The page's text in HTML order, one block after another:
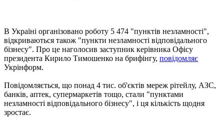
В Україні організовано роботу 5 474 "пунктів незламності",
відкриваються також "пункти незламності відповідального
бізнесу". Про це наголосив заступник керівника Офісу
президента Кирило Тимошенко на брифінгу, повідомляє
Укрінформ.
Повідомляється, що понад 4 тис. об'єктів мереж рітейлу, АЗС,
банків, аптек, супермаркетів тощо, стали "пунктами
незламності відповідального бізнесу", і ця кількість щодня
зростає.